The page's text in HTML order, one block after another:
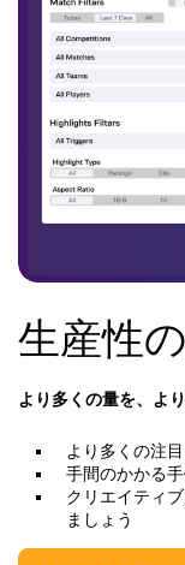
生産性
より多くの量を、よ
より多くの注
手間のかかる
クリエイティ
ましょう